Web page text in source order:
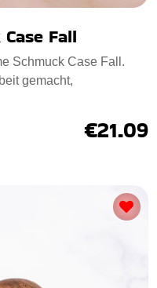
Fall
Schmuck Case Fall.
gemacht,
€21.09